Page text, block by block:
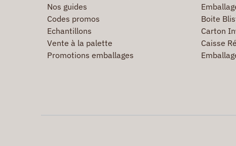
Nos guides
Codes promos
Echantillons
Vente à la palette
Promotions emballages
Boite
Carton
Caisse